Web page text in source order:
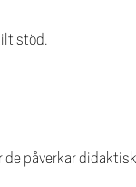
stöd.
påverkar